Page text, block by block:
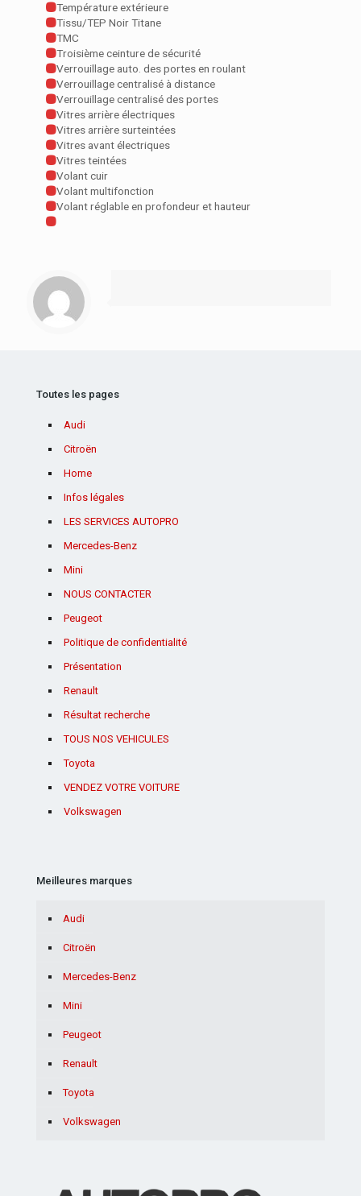
Température extérieure
Tissu/TEP Noir Titane
TMC
Troisième ceinture de sécurité
Verrouillage auto. des portes en roulant
Verrouillage centralisé à distance
Verrouillage centralisé des portes
Vitres arrière électriques
Vitres arrière surteintées
Vitres avant électriques
Vitres teintées
Volant cuir
Volant multifonction
Volant réglable en profondeur et hauteur
Toutes les pages
Audi
Citroën
Home
Infos légales
LES SERVICES AUTOPRO
Mercedes-Benz
Mini
NOUS CONTACTER
Peugeot
Politique de confidentialité
Présentation
Renault
Résultat recherche
TOUS NOS VEHICULES
Toyota
VENDEZ VOTRE VOITURE
Volkswagen
Meilleures marques
Audi
Citroën
Mercedes-Benz
Mini
Peugeot
Renault
Toyota
Volkswagen